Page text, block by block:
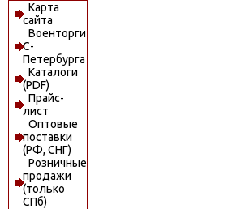
Карта
сайта
Военторги
С-
Петербурга
Каталоги
(PDF)
Прайс-
лист
Оптовые
поставки
(РФ, СНГ)
Розничные
продажи
(только
СПб)